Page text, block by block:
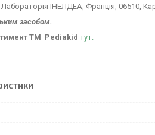
Лабораторія ІНЕЛДЕА, Франція, 06510,
засобом.
ТМ Pediakid тут.